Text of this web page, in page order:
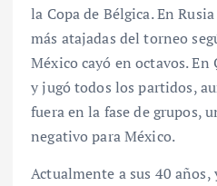
la Copa de Bélgica. En
más atajadas del torneo
México cayó en octavos.
y jugó todos los partidos,
fuera en la fase de grupos,
negativo para México.
Actualmente a sus 40